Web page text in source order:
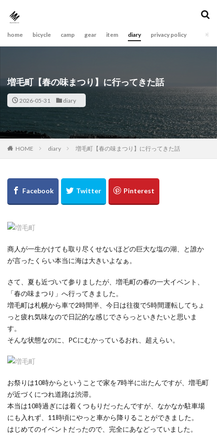
home bicycle camp gear item diary privacy policy
増毛町【春の味まつり】に行ってきた話
2026-05-31 diary
HOME diary 増毛町【春の味まつり】に行ってきた話
商人が一生かけても取り尽くせないほどの巨大な塩の湖、と誰か
が言ったくらい本当に海は大きいよなぁ。
さて、夏も近づいて参りましたが、増毛町の春の一大イベント、
「春の味まつり」へ行ってきました。
増毛町は札幌から車で2時間半、今日は往復で5時間運転してちょ
っと疲れ気味なので日記的な感じでさらっといきたいと思いま
す。
そんな状態なのに、PCにむかっているおれ、超えらい。
お祭りは10時からということで家を7時半に出たんですが、増毛町
が近づくにつれ道路は渋滞。
本当は10時過ぎには着くつもりだったんですが、なかなか駐車場
にも入れず、11時頃にやっと車から降りることができました。
はじめてのイベントだったので、完全にあなどっていました。